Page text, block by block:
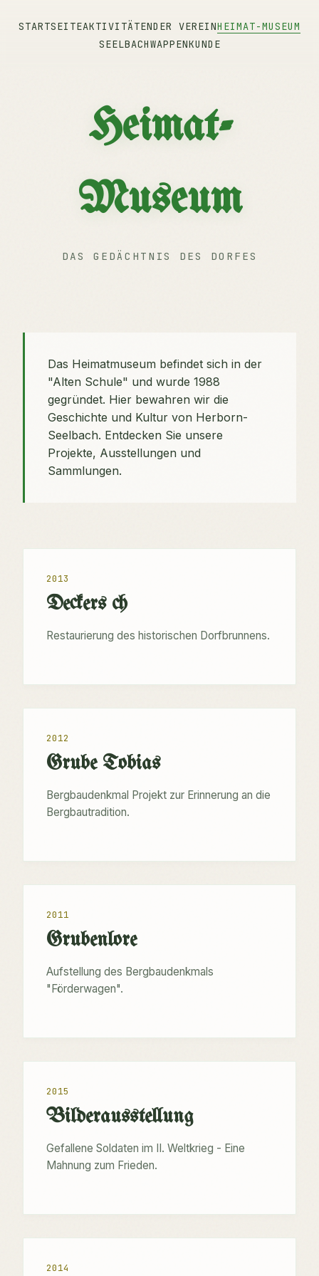
STARTSEITEAKTIVITÄTENDER VEREINHEIMAT-MUSEUM
SEELBACHWAPPENKUNDE
Heimat-
Museum
DAS GEDÄCHTNIS DES DORFES
Das Heimatmuseum befindet sich in der
"Alten Schule" und wurde 1988
gegründet. Hier bewahren wir die
Geschichte und Kultur von Herborn-
Seelbach. Entdecken Sie unsere
Projekte, Ausstellungen und
Sammlungen.
2013
Deckers ch
Restaurierung des historischen Dorfbrunnens.
2012
Grube Tobias
Bergbaudenkmal Projekt zur Erinnerung an die
Bergbautradition.
2011
Grubenlore
Aufstellung des Bergbaudenkmals
"Förderwagen".
2015
Bilderausstellung
Gefallene Soldaten im II. Weltkrieg - Eine
Mahnung zum Frieden.
2014